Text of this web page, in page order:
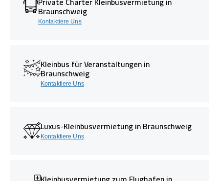
Braunschweig
Kontaktiere Uns
Kleinbus für Veranstaltungen in
Braunschweig
Kontaktiere Uns
Luxus-Kleinbusvermietung in Braunschweig
Kontaktiere Uns